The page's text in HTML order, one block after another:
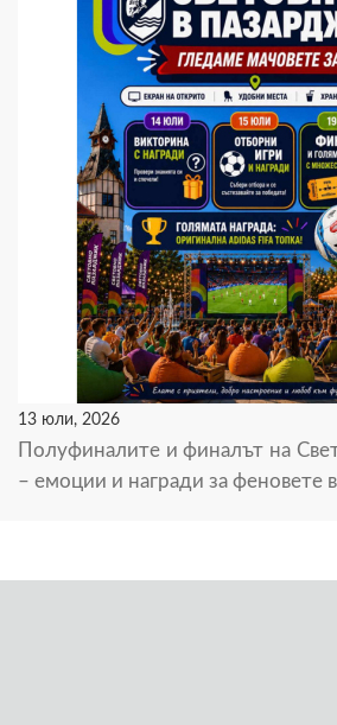
13 юли, 2026
Полуфиналите и финалът на
– емоции и награди за феновете